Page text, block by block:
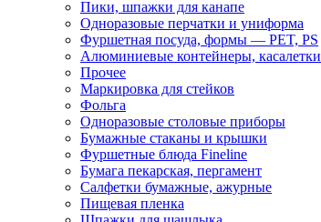
Пики, шпажки для канапе
Одноразовые перчатки и униформа
Фуршетная посуда, формы — PET, PS
Алюминиевые контейнеры, касалетки
Прочее
Маркировка для стейков
Фольга
Одноразовые столовые приборы
Бумажные стаканы и крышки
Фуршетные блюда Fineline
Бумага пекарская, пергамент
Салфетки бумажные, ажурные
Пищевая пленка